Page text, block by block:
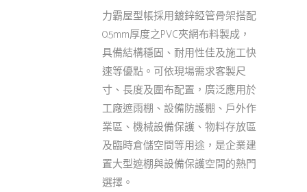
力霸屋型帳採用鍍鋅錏管骨架搭配
0.5mm厚度之PVC夾網布料製成，
具備結構穩固、耐用性佳及施工快
速等優點。可依現場需求客製尺
寸、長度及圍布配置，廣泛應用於
工廠遮雨棚、設備防護棚、戶外作
業區、機械設備保護、物料存放區
及臨時倉儲空間等用途，是企業建
置大型遮棚與設備保護空間的熱門
選擇。